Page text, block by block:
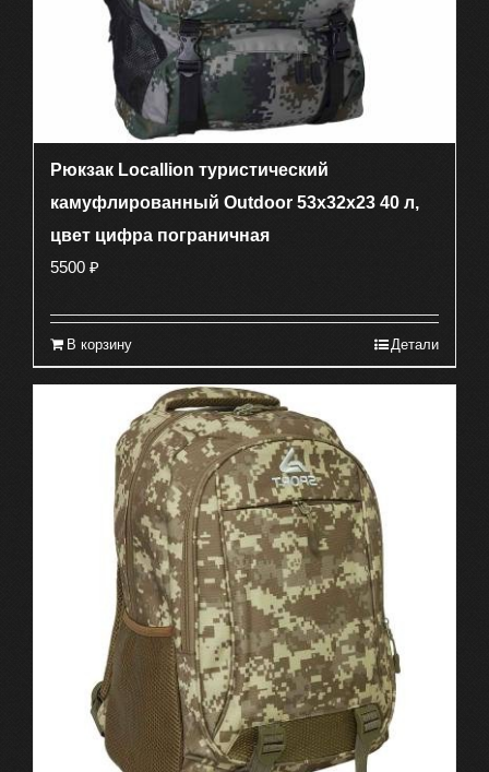
Рюкзак Locallion туристический
камуфлированный Outdoor 53х32х23 40 л,
цвет цифра пограничная
5500 ₽
В корзину Детали